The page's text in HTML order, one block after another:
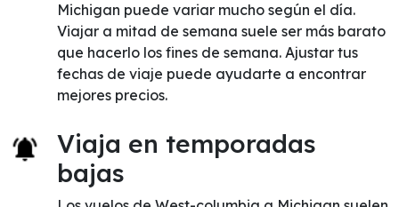
Michigan puede variar mucho según el día.
Viajar a mitad de semana suele ser más barato
que hacerlo los fines de semana. Ajustar tus
fechas de viaje puede ayudarte a encontrar
mejores precios.
Viaja en temporadas
bajas